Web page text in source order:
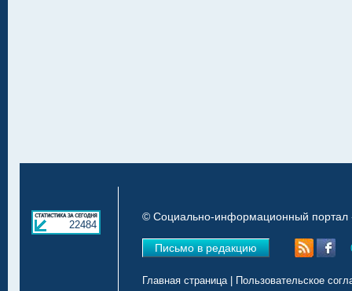
22484
© Социально-информационный портал
Письмо в редакцию
Главная страница| Пользовательское